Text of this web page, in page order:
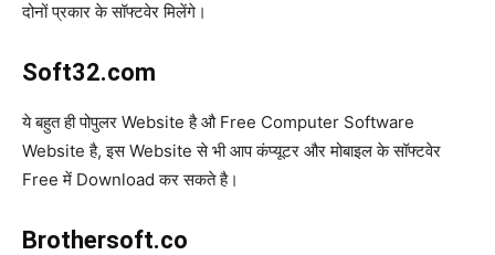
दोनों प्रकार के सॉफ्टवेर मिलेंगे।
Soft32.com
ये बहुत ही पोपुलर Website है औ Free Computer Software
Website है, इस Website से भी आप कंप्यूटर और मोबाइल के सॉफ्टवेर
Free में Download कर सकते है।
Brothersoft.co